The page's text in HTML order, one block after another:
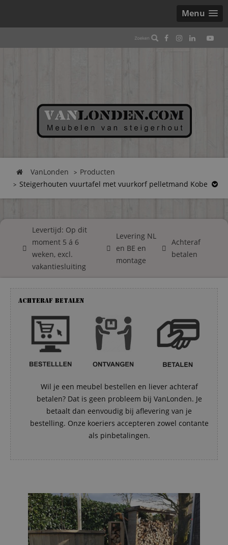
Menu
VanLonden
Producten
Steigerhouten vuurtafel met vuurkorf pelletmand Kobe
Levertijd: Op dit
moment 5 á 6
weken, excl.
vakantiesluiting
Levering NL
en BE en
montage
Achteraf
betalen
Achteraf betalen
Wil je een meubel bestellen en liever achteraf
betalen? Dat is geen probleem bij VanLonden. Je
betaalt dan eenvoudig bij aflevering van je
bestelling. Onze koeriers accepteren zowel contante
als pinbetalingen.